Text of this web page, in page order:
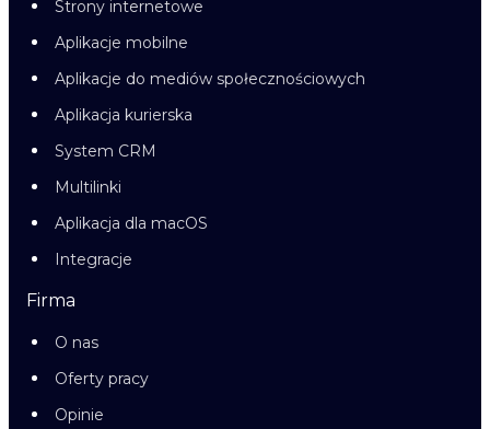
Strony internetowe
Aplikacje mobilne
Aplikacje do mediów społecznościowych
Aplikacja kurierska
System CRM
Multilinki
Aplikacja dla macOS
Integracje
Firma
O nas
Oferty pracy
Opinie